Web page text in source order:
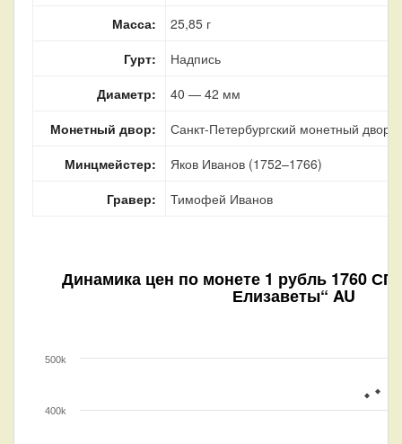
Масса:
25,85 г
Гурт:
Надпись
Диаметр:
40 — 42 мм
Монетный двор:
Санкт-Петербургский монетный двор,
Минцмейстер:
Яков Иванов (1752–1766)
Гравер:
Тимофей Иванов
Динамика цен по монете 1 рубль 1760
Елизаветы“ AU
400k
500k